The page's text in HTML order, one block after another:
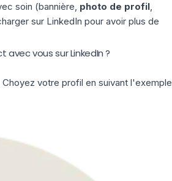
soin (bannière, photo de profil,
sur LinkedIn pour avoir plus de
vous sur LinkedIn ?
votre profil en suivant l'exemple